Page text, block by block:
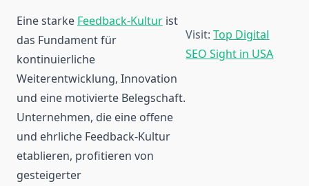
Eine starke Feedback-Kultur ist
das Fundament für
kontinuierliche
Weiterentwicklung, Innovation
und eine motivierte Belegschaft.
Unternehmen, die eine offene
und ehrliche Feedback-Kultur
etablieren, profitieren von
gesteigerter
Visit:Top Digital
SEO Sight in USA